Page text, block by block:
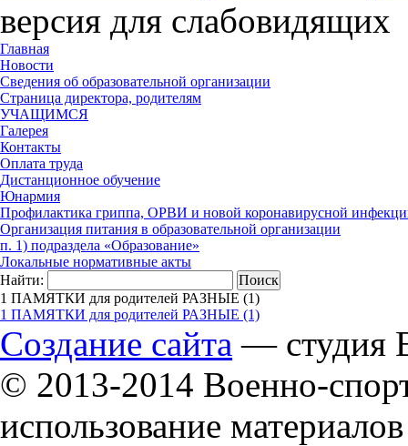
версия для слабовидящих
Главная
Новости
Сведения об образовательной организации
Страница директора, родителям
УЧАЩИМСЯ
Галерея
Контакты
Оплата труда
Дистанционное обучение
Юнармия
Профилактика гриппа, ОРВИ и новой коронавирусной
Организация питания в образовательной организации
п. 1) подраздела «Образование»
Локальные нормативные акты
Найти:
1 ПАМЯТКИ для родителей РАЗНЫЕ (1)
1 ПАМЯТКИ для родителей РАЗНЫЕ (1)
Создание сайта — студия
© 2013-2014 Военно-
использование